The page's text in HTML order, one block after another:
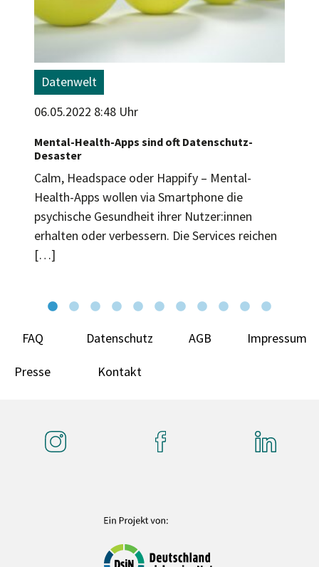
Datenwelt
06.05.2022 8:48 Uhr
Mental-Health-Apps sind oft Datenschutz-
Desaster
Calm, Headspace oder Happify – Mental-
Health-Apps wollen via Smartphone die
psychische Gesundheit ihrer Nutzer:innen
erhalten oder verbessern. Die Services reichen
[…]
FAQ Datenschutz AGB Impressum
Presse Kontakt